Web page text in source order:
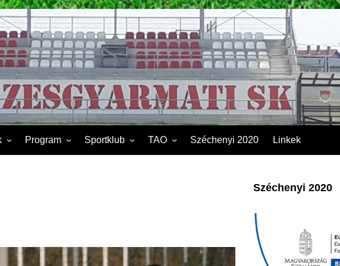
Program Sportklub TAO
2024
Széchenyi 2020 Linkek
Széchenyi 2020